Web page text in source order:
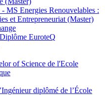
MS Energies Renouvelables :
et Entrepreneuriat (Master)
EuroteQ
of Science de l'Ecole
diplômé de l’École